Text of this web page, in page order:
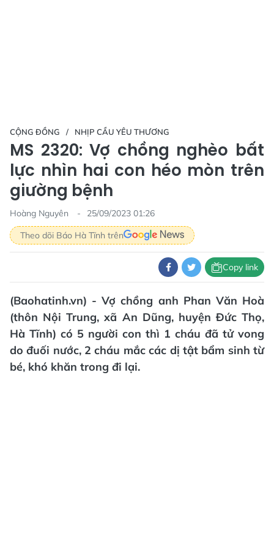
CỘNG ĐỒNG NHỊP CẦU YÊU THƯƠNG
MS 2320: Vợ chồng nghèo bất
lực nhìn hai con héo mòn trên
giường bệnh
Hoàng Nguyên
25/09/2023 01:26
Theo dõi Báo Hà Tĩnh trên
Copy link
(Baohatinh.vn) - Vợ chồng anh Phan Văn Hoà
(thôn Nội Trung, xã An Dũng, huyện Đức Thọ,
Hà Tĩnh) có 5 người con thì 1 cháu đã tử vong
do đuối nước, 2 cháu mắc các dị tật bẩm sinh từ
bé, khó khăn trong đi lại.